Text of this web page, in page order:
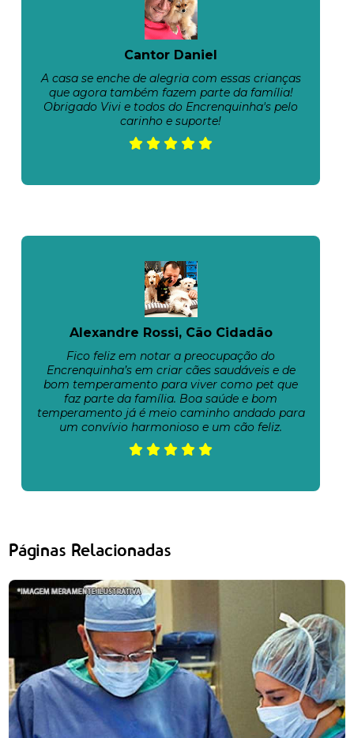
Cantor Daniel
A casa se enche de alegria com essas crianças
que agora também fazem parte da família!
Obrigado Vivi e todos do Encrenquinha's pelo
carinho e suporte!
Alexandre Rossi, Cão Cidadão
Fico feliz em notar a preocupação do
Encrenquinha’s em criar cães saudáveis e de
bom temperamento para viver como pet que
faz parte da família. Boa saúde e bom
temperamento já é meio caminho andado para
um convívio harmonioso e um cão feliz.
Páginas Relacionadas